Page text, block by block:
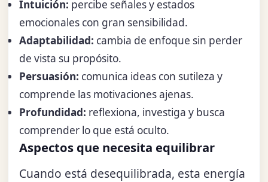
Intuición: percibe señales y estados
emocionales con gran sensibilidad.
Adaptabilidad: cambia de enfoque sin perder
de vista su propósito.
Persuasión: comunica ideas con sutileza y
comprende las motivaciones ajenas.
Profundidad: reflexiona, investiga y busca
comprender lo que está oculto.
Aspectos que necesita equilibrar
Cuando está desequilibrada, esta energía